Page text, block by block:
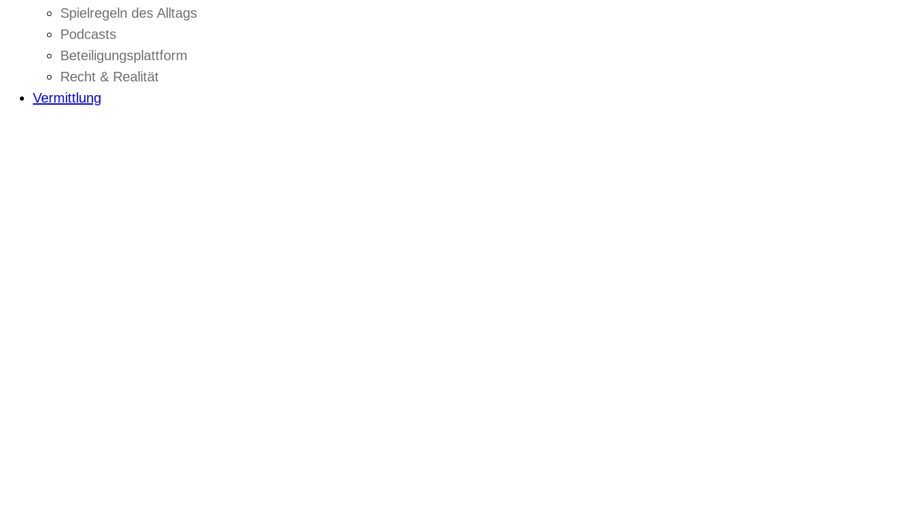
Spielregeln des Alltags
Podcasts
Beteiligungsplattform
Recht & Realität
Vermittlung